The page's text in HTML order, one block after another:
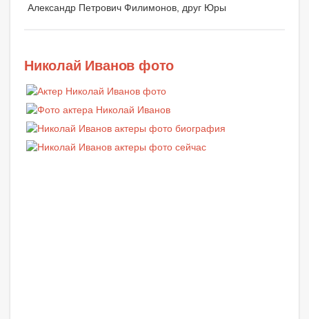
Александр Петрович Филимонов, друг Юры
Николай Иванов фото